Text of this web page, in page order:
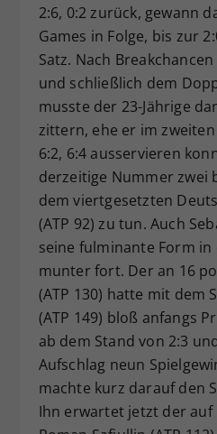
2:6, 0:2 zurück, gewann
Games in Folge, bis zur
Satz. Nach
und schließlich dem
musste der 23-Jährige
zittern, ehe er im
6:2, 6:4 ausservieren
derzeitige Nummer zwei
dem viertgesetzten
(ATP 92) zu tun. Auch
seine fulminante Form in
munter fort. Der an 16
(ATP 130) hatte mit dem
(ATP 149) bloß anfangs
ab dem Stand von 2:3
Aufschlag neun
machte kurz darauf den
Ihn erwartet jetzt der auf